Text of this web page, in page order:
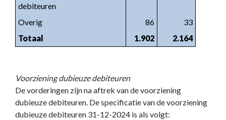
debiteuren
Overig 86
33
Totaal
1.902 2.164
Voorziening dubieuze debiteuren
De vorderingen zijn na aftrek van de voorziening
dubieuze debiteuren. De specificatie van de voorziening
dubieuze debiteuren 31-12-2024 is als volgt: